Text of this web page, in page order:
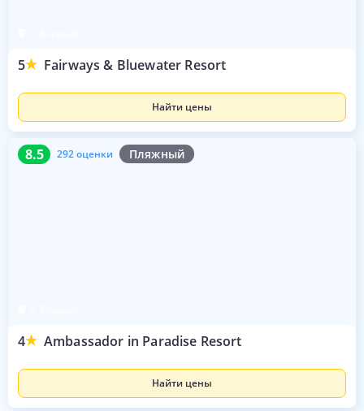
5 Fairways & Bluewater Resort
Найти цены
8.5 292 оценки Пляжный
4 Ambassador in Paradise Resort
8.5 292 оценки
Найти цены